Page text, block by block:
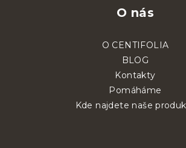
O nás
O CENTIFOLIA
BLOG
Kontakty
Pomáháme
Kde najdete naše